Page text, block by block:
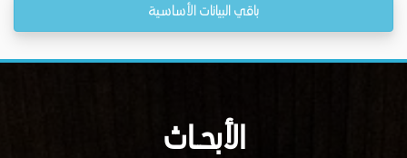
باقي البيانات الأساسية
الأبحــاث